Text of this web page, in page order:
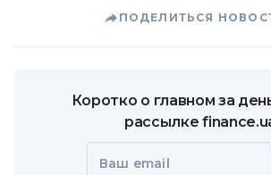
ПОДЕЛИТЬСЯ
Коротко о главном за
рассылке
Ваш email